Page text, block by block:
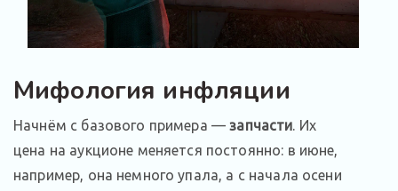
Мифология инфляции
Начнём с базового примера —запчасти. Их
цена на аукционе меняется постоянно: в июне,
например, она немного упала, а с начала осени